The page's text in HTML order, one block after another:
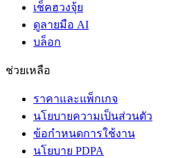
เช็คฮวงจุ้ย
ดูลายมือ AI
บล็อก
ช่วยเหลือ
ราคาและแพ็กเกจ
นโยบายความเป็นส่วนตัว
ข้อกำหนดการใช้งาน
นโยบาย PDPA